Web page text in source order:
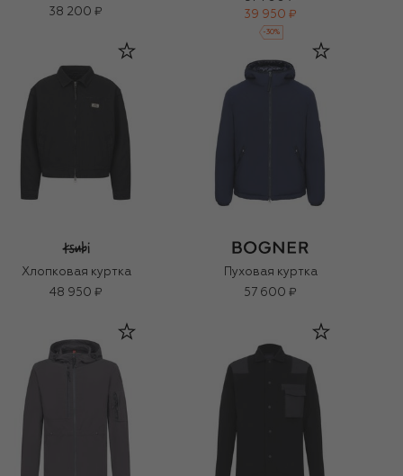
38 200 ₽
39 950 ₽
-30%
Хлопковая куртка
48 950 ₽
Пуховая куртка
57 600 ₽